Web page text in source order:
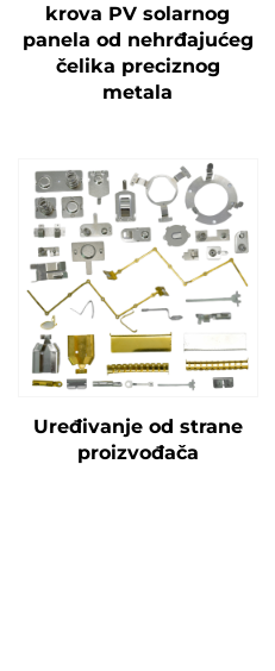
krova PV solarnog
panela od nehrđajućeg
čelika preciznog
metala
Uređivanje od strane
proizvođača